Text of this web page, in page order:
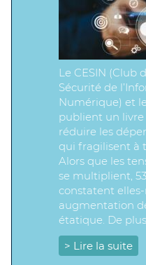
Le CESIN (Club
Sécurité de
Numérique) et
publient un
réduire les
qui fragilisent à
Alors que les
se multiplient,
constatent
augmentation
étatique. De
> Lire la suite